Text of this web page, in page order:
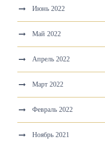
Июнь 2022
Май 2022
Апрель 2022
Март 2022
Февраль 2022
Ноябрь 2021